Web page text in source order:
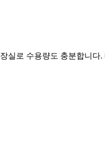
로 수용량도 충분합니다